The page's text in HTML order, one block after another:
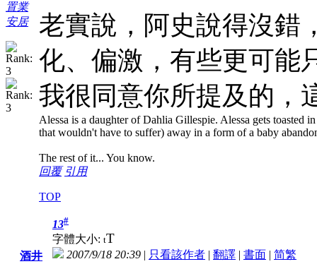
置業
安居
老實說，阿史說得沒錯
化、偏激，有些更可能
我很同意你所提及的，
Alessa is a daughter of Dahlia Gillespie. Alessa gets toasted
that wouldn't have to suffer) away in a form of a baby
The rest of it... You know.
回覆 引用
TOP
酒井
13#
字體大小: tT
2007/9/18 20:39 | 只看該作者 | 翻譯 | 書面 | 简繁